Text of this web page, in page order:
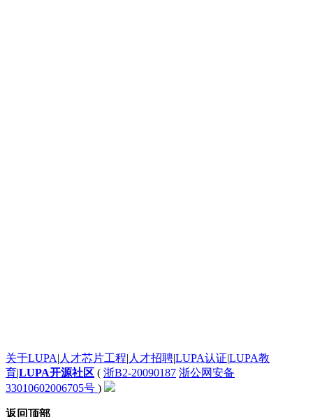
System76还有自己的OS。现在可以递送到很多地区了。
英语太差了，回去补课吧。
关于LUPA| 人才芯片工程| 人才招聘|LUPA认证|LUPA教
育|LUPA开源社区 ( 浙B2-20090187 浙公网安备
33010602006705号 )
返回顶部